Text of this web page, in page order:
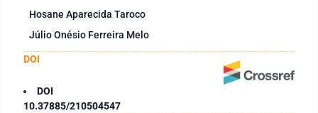
Hosane Aparecida Taroco
Júlio Onésio Ferreira Melo
DOI
DOI
10.37885/210504547